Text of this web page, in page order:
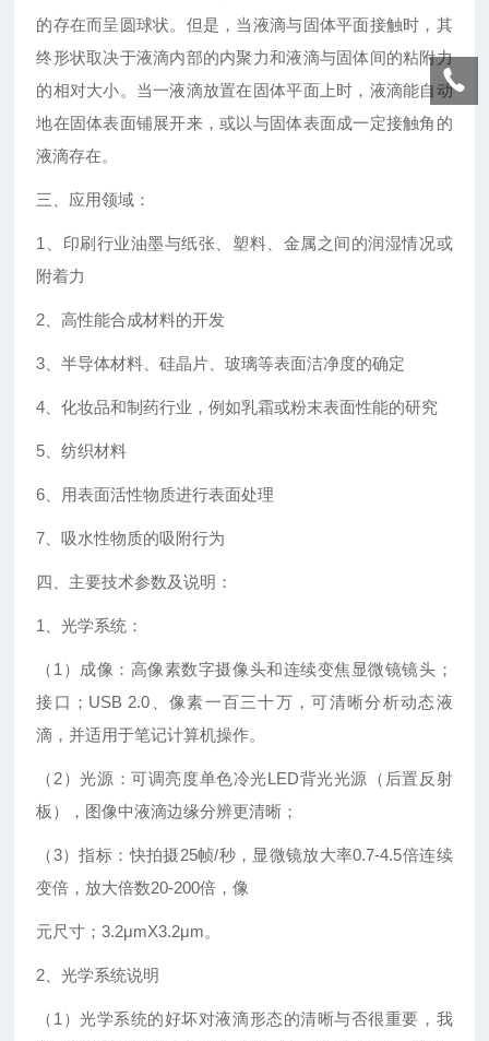
的存在而呈圆球状。但是，当液滴与固体平面接触时，其
终形状取决于液滴内部的内聚力和液滴与固体间的粘附力
的相对大小。当一液滴放置在固体平面上时，液滴能自动
地在固体表面铺展开来，或以与固体表面成一定接触角的
液滴存在。
三、应用领域：
1、印刷行业油墨与纸张、塑料、金属之间的润湿情况或
附着力
2、高性能合成材料的开发
3、半导体材料、硅晶片、玻璃等表面洁净度的确定
4、化妆品和制药行业，例如乳霜或粉末表面性能的研究
5、纺织材料
6、用表面活性物质进行表面处理
7、吸水性物质的吸附行为
四、主要技术参数及说明：
1、光学系统：
（1）成像：高像素数字摄像头和连续变焦显微镜镜头；
接口；USB 2.0、像素一百三十万，可清晰分析动态液
滴，并适用于笔记计算机操作。
（2）光源：可调亮度单色冷光LED背光光源（后置反射
板），图像中液滴边缘分辨更清晰；
（3）指标：快拍摄25帧/秒，显微镜放大率0.7-4.5倍连续
变倍，放大倍数20-200倍，像
元尺寸；3.2μmX3.2μm。
2、光学系统说明
（1）光学系统的好坏对液滴形态的清晰与否很重要，我